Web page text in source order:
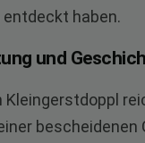
haben.
und
Kleingerstdoppl
bescheidenen